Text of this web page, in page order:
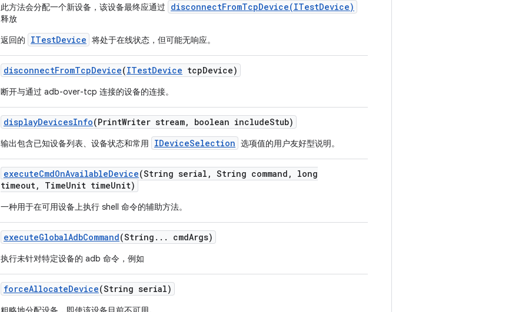
此方法会分配一个新设备，该设备最终应通过
disconnectFromTcpDevice(ITestDevice)
释放
返回的
ITestDevice 将处于在线状态，但可能无响应。
disconnectFromTcpDevice(ITestDevice tcpDevice)
断开与通过 adb-over-tcp 连接的设备的连接。
displayDevicesInfo(PrintWriter stream, boolean includeStub)
输出包含已知设备列表、设备状态和常用 IDeviceSelection 选项值的用户友好型说明。
executeCmdOnAvailableDevice(String serial , String command ,
long
timeout, TimeUnit timeUnit)
一种用于在可用设备上执行 shell 命令的辅助方法。
executeGlobalAdbCommand(String . . . cmdArgs)
执行未针对特定设备的 adb 命令，例如
forceAllocateDevice(String serial)